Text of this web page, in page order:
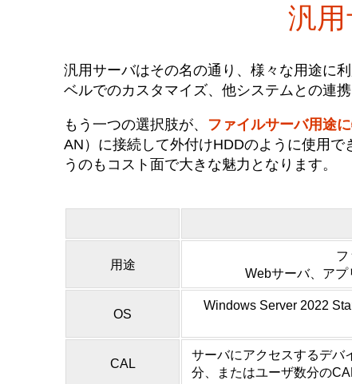
汎用
汎用サーバはその名の通り、様々な用途に
ベルでのカスタマイズ、他システムとの連携
もう一つの選択肢が、 ファイルサーバ用途
AN）に接続して外付けHDDのように使用で
うのもコスト面で大きな魅力となります。
用途
フ
Webサーバ、ア
OS
Windows Server 2022
CAL
サーバにアクセスするデバ
分、またはユーザ数分の